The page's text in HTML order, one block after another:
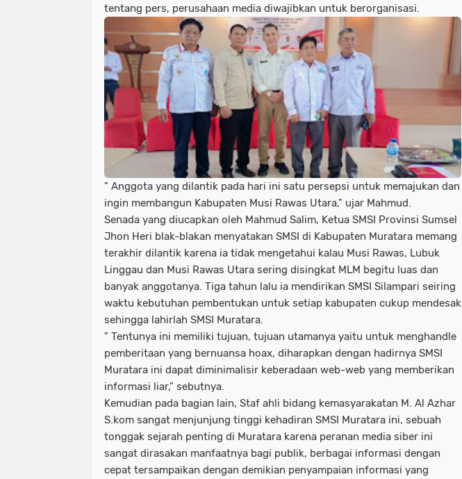
tentang pers, perusahaan media diwajibkan untuk berorganisasi.
" Anggota yang dilantik pada hari ini satu persepsi untuk memajukan dan
ingin membangun Kabupaten Musi Rawas Utara," ujar Mahmud.
Senada yang diucapkan oleh Mahmud Salim, Ketua SMSI Provinsi Sumsel
Jhon Heri blak-blakan menyatakan SMSI di Kabupaten Muratara memang
terakhir dilantik karena ia tidak mengetahui kalau Musi Rawas, Lubuk
Linggau dan Musi Rawas Utara sering disingkat MLM begitu luas dan
banyak anggotanya. Tiga tahun lalu ia mendirikan SMSI Silampari seiring
waktu kebutuhan pembentukan untuk setiap kabupaten cukup mendesak
sehingga lahirlah SMSI Muratara.
" Tentunya ini memiliki tujuan, tujuan utamanya yaitu untuk menghandle
pemberitaan yang bernuansa hoax, diharapkan dengan hadirnya SMSI
Muratara ini dapat diminimalisir keberadaan web-web yang memberikan
informasi liar," sebutnya.
Kemudian pada bagian lain, Staf ahli bidang kemasyarakatan M. Al Azhar
S.kom sangat menjunjung tinggi kehadiran SMSI Muratara ini, sebuah
tonggak sejarah penting di Muratara karena peranan media siber ini
sangat dirasakan manfaatnya bagi publik, berbagai informasi dengan
cepat tersampaikan dengan demikian penyampaian informasi yang